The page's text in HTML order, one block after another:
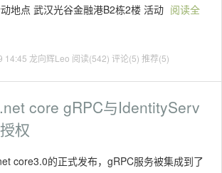
地点 武汉光谷金融港B2栋2楼 活动 阅读全
14:45 龙向辉Leo 阅读(542) 评论(5) 推荐(5)
.net core gRPC与IdentityServ
权
core3.0的正式发布，gRPC服务被集成到了